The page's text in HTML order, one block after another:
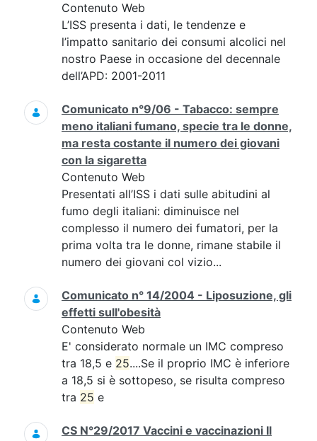
Contenuto Web
L’ISS presenta i dati, le tendenze e
l’impatto sanitario dei consumi alcolici nel
nostro Paese in occasione del decennale
dell’APD: 2001-2011
Comunicato n°9/06 - Tabacco: sempre
meno italiani fumano, specie tra le donne,
ma resta costante il numero dei giovani
con la sigaretta
Contenuto Web
Presentati all’ISS i dati sulle abitudini al
fumo degli italiani: diminuisce nel
complesso il numero dei fumatori, per la
prima volta tra le donne, rimane stabile il
numero dei giovani col vizio...
Comunicato n° 14/2004 - Liposuzione, gli
effetti sull'obesità
Contenuto Web
E' considerato normale un IMC compreso
tra 18,5 e 25....Se il proprio IMC è inferiore
a 18,5 si è sottopeso, se risulta compreso
tra 25 e
CS N°29/2017 Vaccini e vaccinazioni Il